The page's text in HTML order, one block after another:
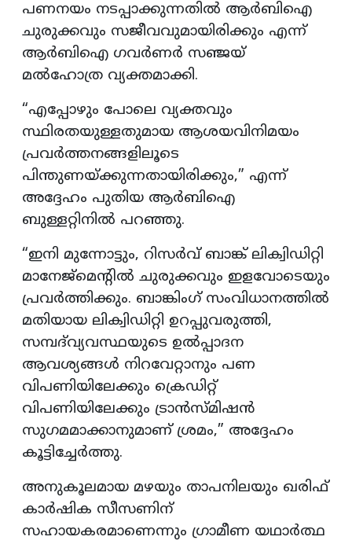
പണനയം നടപ്പാക്കുന്നതിൽ ആർബിഐ
ചുരുക്കവും സജീവവുമായിരിക്കും എന്ന്
ആർബിഐ ഗവർണർ സഞ്ജയ്
മൽഹോത്ര വ്യക്തമാക്കി.
“എപ്പോഴും പോലെ വ്യക്തവും
സ്ഥിരതയുള്ളതുമായ ആശയവിനിമയം
പ്രവർത്തനങ്ങളിലൂടെ
പിന്തുണയ്ക്കുന്നതായിരിക്കും,” എന്ന്
അദ്ദേഹം പുതിയ ആർബിഐ
ബുള്ളറ്റിനിൽ പറഞ്ഞു.
“ഇനി മുന്നോട്ടും, റിസർവ് ബാങ്ക് ലിക്വിഡിറ്റി
മാനേജ്മെന്റിൽ ചുരുക്കവും ഇളവോടെയും
പ്രവർത്തിക്കും. ബാങ്കിംഗ് സംവിധാനത്തിൽ
മതിയായ ലിക്വിഡിറ്റി ഉറപ്പുവരുത്തി,
സമ്പദ്‌വ്യവസ്ഥയുടെ ഉൽപ്പാദന
ആവശ്യങ്ങൾ നിറവേറ്റാനും പണ
വിപണിയിലേക്കും ക്രെഡിറ്റ്
വിപണിയിലേക്കും ട്രാൻസ്മിഷൻ
സുഗമമാക്കാനുമാണ് ശ്രമം,” അദ്ദേഹം
കൂട്ടിച്ചേർത്തു.
അനുകൂലമായ മഴയും താപനിലയും ഖരിഫ്
കാർഷിക സീസണിന്
സഹായകരമാണെന്നും ഗ്രാമീണ യഥാർത്ഥ